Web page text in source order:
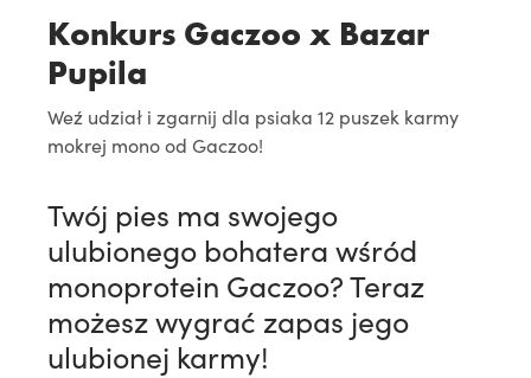
Konkurs Gaczoo x Bazar
Pupila
Weź udział i zgarnij dla psiaka 12 puszek karmy
mokrej mono od Gaczoo!
Twój pies ma swojego
ulubionego bohatera wśród
monoprotein Gaczoo? Teraz
możesz wygrać zapas jego
ulubionej karmy!